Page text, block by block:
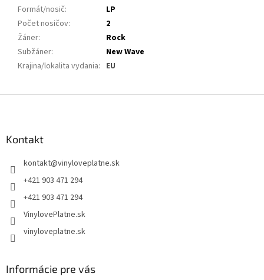
Formát/nosič:
LP
Počet nosičov:
2
Žáner:
Rock
Subžáner:
New Wave
Krajina/lokalita vydania: EU
Kontakt
kontakt@vinyloveplatne.sk
+421 903 471 294
+421 903 471 294
VinylovePlatne.sk
vinyloveplatne.sk
Informácie pre vás